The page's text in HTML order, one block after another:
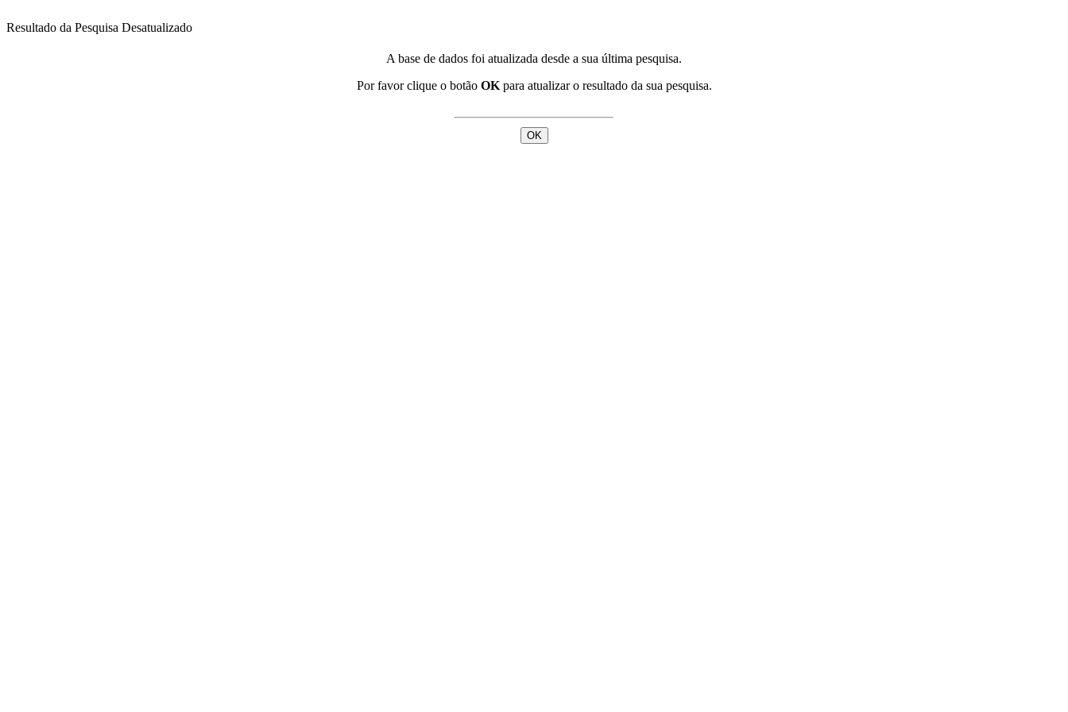
Resultado da Pesquisa Desatualizado
A base de dados foi atualizada desde a sua última pesquisa.
Por favor clique o botão OKpara atualizar o resultado da sua pesquisa.